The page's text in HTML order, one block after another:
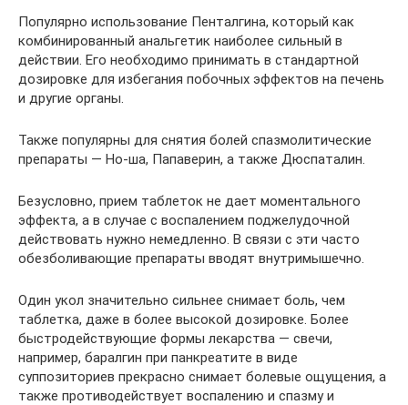
Популярно использование Пенталгина, который как
комбинированный анальгетик наиболее сильный в
действии. Его необходимо принимать в стандартной
дозировке для избегания побочных эффектов на печень
и другие органы.
Также популярны для снятия болей спазмолитические
препараты — Но-ша, Папаверин, а также Дюспаталин.
Безусловно, прием таблеток не дает моментального
эффекта, а в случае с воспалением поджелудочной
действовать нужно немедленно. В связи с эти часто
обезболивающие препараты вводят внутримышечно.
Один укол значительно сильнее снимает боль, чем
таблетка, даже в более высокой дозировке. Более
быстродействующие формы лекарства — свечи,
например, баралгин при панкреатите в виде
суппозиториев прекрасно снимает болевые ощущения, а
также противодействует воспалению и спазму и